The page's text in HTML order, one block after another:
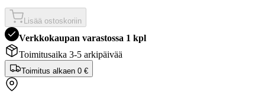
Lisää ostoskoriin
Verkkokaupan varastossa 1 kpl
Toimitusaika 3-5 arkipäivää
Toimitus alkaen 0 €